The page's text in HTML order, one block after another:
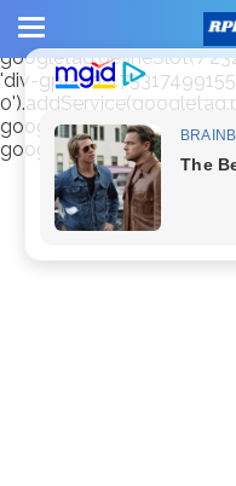
window.googletag =
googletag.defineSlot('/
'div-gpt-ad-